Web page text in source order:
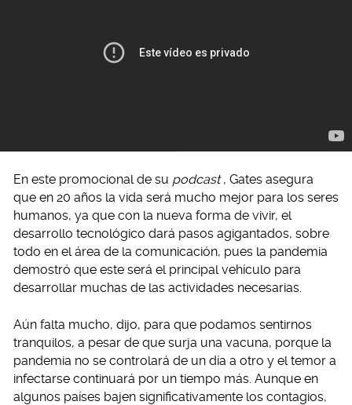
En este promocional de su podcast , Gates asegura
que en 20 años la vida será mucho mejor para los seres
humanos, ya que con la nueva forma de vivir, el
desarrollo tecnológico dará pasos agigantados, sobre
todo en el área de la comunicación, pues la pandemia
demostró que este será el principal vehículo para
desarrollar muchas de las actividades necesarias.
Aún falta mucho, dijo, para que podamos sentirnos
tranquilos, a pesar de que surja una vacuna, porque la
pandemia no se controlará de un día a otro y el temor a
infectarse continuará por un tiempo más. Aunque en
algunos países bajen significativamente los contagios,